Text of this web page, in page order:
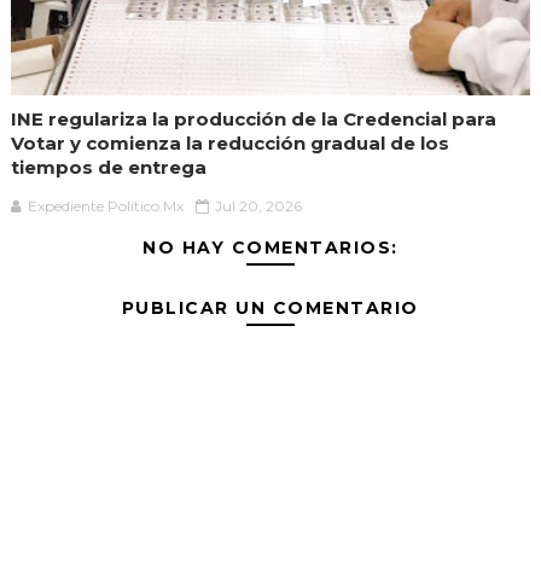
INE regulariza la producción de la Credencial para
Votar y comienza la reducción gradual de los
tiempos de entrega
Expediente Político.Mx Jul 20, 2026
NO HAY COMENTARIOS:
PUBLICAR UN COMENTARIO